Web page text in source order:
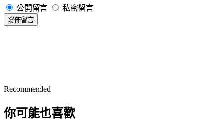
公開留言 私密留言
發佈留言
Recommended
你可能也喜歡